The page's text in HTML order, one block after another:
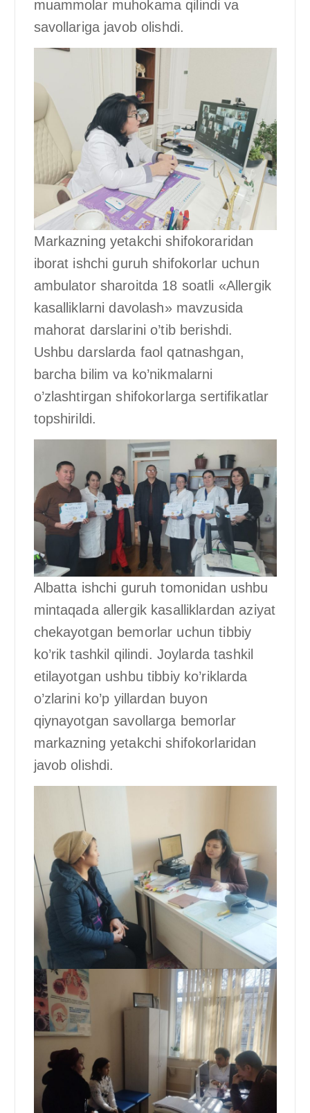
muammolar muhokama qilindi va
savollariga javob olishdi.
Markazning yetakchi shifokoraridan
iborat ishchi guruh shifokorlar uchun
ambulator sharoitda 18 soatli «Allergik
kasalliklarni davolash» mavzusida
mahorat darslarini o’tib berishdi.
Ushbu darslarda faol qatnashgan,
barcha bilim va ko’nikmalarni
o’zlashtirgan shifokorlarga sertifikatlar
topshirildi.
Albatta ishchi guruh tomonidan ushbu
mintaqada allergik kasalliklardan aziyat
chekayotgan bemorlar uchun tibbiy
ko’rik tashkil qilindi. Joylarda tashkil
etilayotgan ushbu tibbiy ko’riklarda
o’zlarini ko’p yillardan buyon
qiynayotgan savollarga bemorlar
markazning yetakchi shifokorlaridan
javob olishdi.